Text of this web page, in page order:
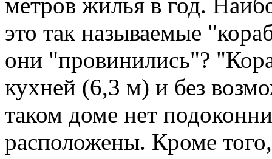
это так называемые
они "провинились"?
кухней (6,3 м) и без
таком доме нет
расположены. Кроме